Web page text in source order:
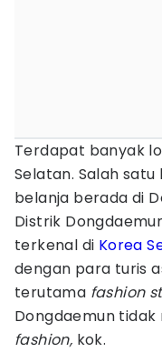
Terdapat banyak
Selatan. Salah
belanja berada di
Distrik
terkenal di Korea
dengan para turis
terutama fashion
Dongdaemun tidak
fashion, kok.